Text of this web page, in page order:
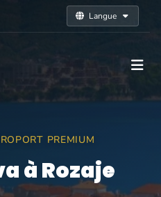
Langue
PREMIUM
à Rozaje